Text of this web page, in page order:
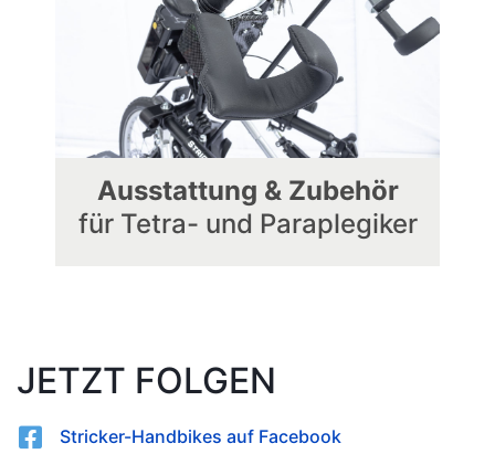
Ausstattung & Zubehör
für Tetra- und Paraplegiker
JETZT FOLGEN
Stricker-Handbikes auf Facebook